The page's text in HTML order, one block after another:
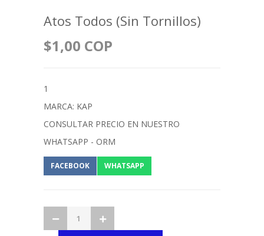
Atos Todos (Sin Tornillos)
$1,00 COP
1
MARCA: KAP
CONSULTAR PRECIO EN NUESTRO
WHATSAPP - ORM
FACEBOOK WHATSAPP